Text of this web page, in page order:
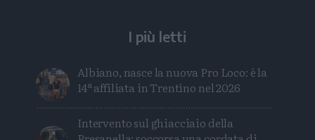
I più letti
Albiano, nasce la nuova Pro Loco: è la
14ª affiliata in Trentino nel 2026
Intervento sul ghiacciaio della